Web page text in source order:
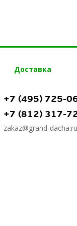
Доставка
+7 (495) 725-
+7 (812) 317-
zakaz@grand-dacha.ru